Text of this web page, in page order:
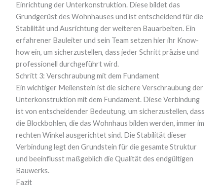
Einrichtung der Unterkonstruktion. Diese bildet das
Grundgerüst des Wohnhauses und ist entscheidend für die
Stabilität und Ausrichtung der weiteren Bauarbeiten. Ein
erfahrener Bauleiter und sein Team setzen hier ihr Know-
how ein, um sicherzustellen, dass jeder Schritt präzise und
professionell durchgeführt wird.
Schritt 3: Verschraubung mit dem Fundament
Ein wichtiger Meilenstein ist die sichere Verschraubung der
Unterkonstruktion mit dem Fundament. Diese Verbindung
ist von entscheidender Bedeutung, um sicherzustellen, dass
die Blockbohlen, die das Wohnhaus bilden werden, immer im
rechten Winkel ausgerichtet sind. Die Stabilität dieser
Verbindung legt den Grundstein für die gesamte Struktur
und beeinflusst maßgeblich die Qualität des endgültigen
Bauwerks.
Fazit